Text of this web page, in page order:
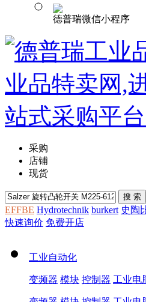
德普瑞微信小程序
采购
店铺
现货
EFFBE Hydrotechnik burkert 史陶
快速询价 免费开店
工业自动化
变频器 模块 控制器 工业电